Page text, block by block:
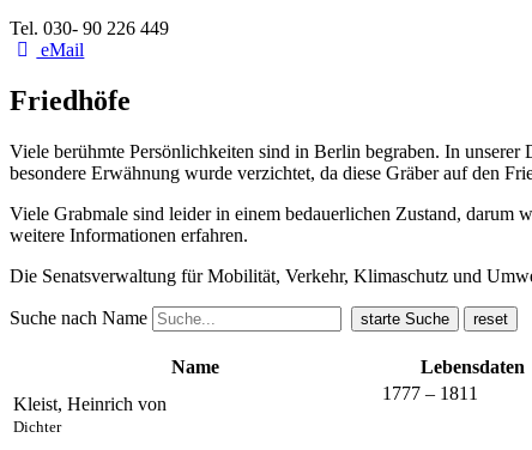
Tel. 030- 90 226 449
eMail
Friedhöfe
Viele berühmte Persönlichkeiten sind in Berlin begraben. In
besondere Erwähnung wurde verzichtet, da diese Gräber auf den
Viele Grabmale sind leider in einem bedauerlichen Zustand,
weitere Informationen erfahren.
Die Senatsverwaltung für Mobilität, Verkehr, Klimaschutz und
Suche nach Name
Name Lebensdaten
Kleist, Heinrich von
Dichter
1777 – 1811